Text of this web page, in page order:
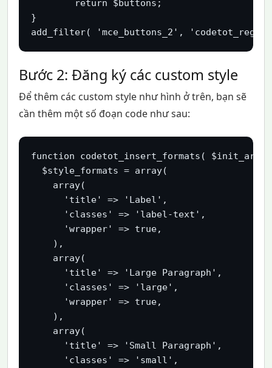
}
add_filter( 'mce_buttons_2',
Bước 2: Đăng ký các custom style
Để thêm các custom style như hình ở trên, bạn sẽ
cần thêm một số đoạn code như sau:
function codetot_insert_formats(
  $style_formats = array(
    array(
      'title' => 'Label',
      'classes' => 'label-text',
      'wrapper' => true,
    ),
    array(
      'title' => 'Large Paragraph',
      'classes' => 'large',
      'wrapper' => true,
    ),
    array(
      'title' => 'Small Paragraph',
      'classes' => 'small',